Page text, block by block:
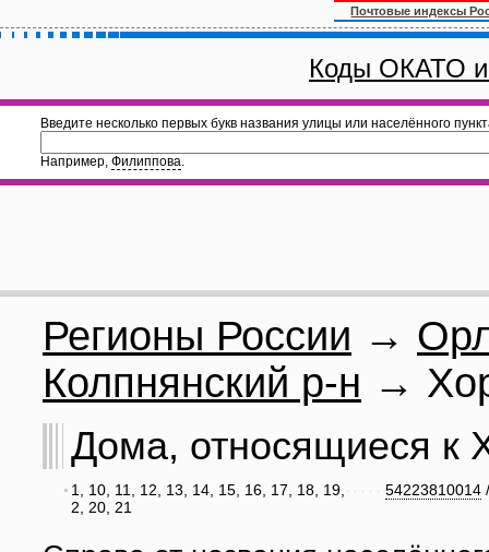
Почтовые индексы
Коды ОКАТО
Введите несколько первых букв названия улицы или населённого
Например, Филиппова.
Регионы России →
Колпнянский р-н →
Дома, относящиеся к
54223810014
1, 10, 11, 12, 13, 14, 15, 16, 17, 18, 19,
2, 20, 21